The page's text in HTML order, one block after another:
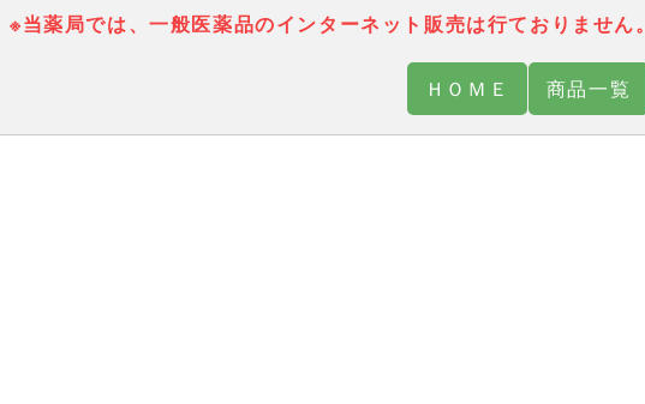
※当薬局では、一般医薬品のインターネット販売は行ておりません。
ＨＯＭＥ 商品一覧